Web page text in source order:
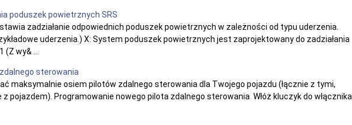
poduszek powietrznych SRS
zadziałanie odpowiednich poduszek powietrznych w zależności od typu uderzenia.
uderzenia.) X: System poduszek powietrznych jest zaprojektowany do zadziałania
wy& ...
sterowania
maksymalnie osiem pilotów zdalnego sterowania dla Twojego pojazdu (łącznie z tymi,
z pojazdem). Programowanie nowego pilota zdalnego sterowania Włóż kluczyk do włącznika